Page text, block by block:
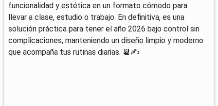
funcionalidad y estética en un formato cómodo para
llevar a clase, estudio o trabajo. En definitiva, es una
solución práctica para tener el año 2026 bajo control sin
complicaciones, manteniendo un diseño limpio y moderno
que acompaña tus rutinas diarias. 📆✍️